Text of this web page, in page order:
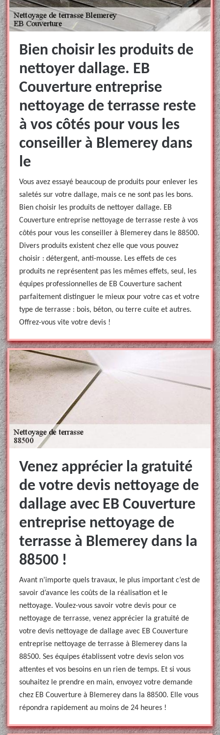
Bien choisir les produits de
nettoyer dallage. EB
Couverture entreprise
nettoyage de terrasse reste
à vos côtés pour vous les
conseiller à Blemerey dans
le
Vous avez essayé beaucoup de produits pour enlever les
saletés sur votre dallage, mais ce ne sont pas les bons.
Bien choisir les produits de nettoyer dallage. EB
Couverture entreprise nettoyage de terrasse reste à vos
côtés pour vous les conseiller à Blemerey dans le 88500.
Divers produits existent chez elle que vous pouvez
choisir : détergent, anti-mousse. Les effets de ces
produits ne représentent pas les mêmes effets, seul, les
équipes professionnelles de EB Couverture sachent
parfaitement distinguer le mieux pour votre cas et votre
type de terrasse : bois, béton, ou terre cuite et autres.
Offrez-vous vite votre devis !
Venez apprécier la gratuité
de votre devis nettoyage de
dallage avec EB Couverture
entreprise nettoyage de
terrasse à Blemerey dans la
88500 !
Avant n’importe quels travaux, le plus important c’est de
savoir d’avance les coûts de la réalisation et le
nettoyage. Voulez-vous savoir votre devis pour ce
nettoyage de terrasse, venez apprécier la gratuité de
votre devis nettoyage de dallage avec EB Couverture
entreprise nettoyage de terrasse à Blemerey dans la
88500. Ses équipes établissent votre devis selon vos
attentes et vos besoins en un rien de temps. Et si vous
souhaitez le prendre en main, envoyez votre demande
chez EB Couverture à Blemerey dans la 88500. Elle vous
répondra rapidement au moins de 24 heures !